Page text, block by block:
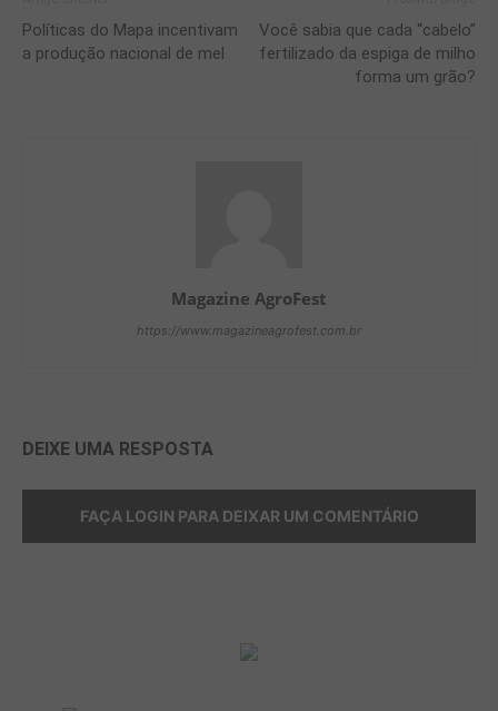
Políticas do Mapa incentivam
a produção nacional de mel
Você sabia que cada “cabelo”
fertilizado da espiga de milho
forma um grão?
Magazine AgroFest
https://www.magazineagrofest.com.br
DEIXE UMA RESPOSTA
FAÇA LOGIN PARA DEIXAR UM COMENTÁRIO